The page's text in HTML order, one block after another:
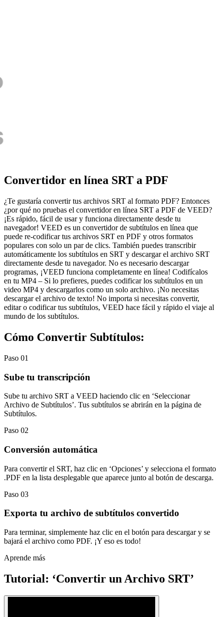
Convertidor en línea SRT a PDF
¿Te gustaría convertir tus archivos SRT al formato PDF? Entonces
¿por qué no pruebas el convertidor en línea SRT a PDF de VEED?
¡Es rápido, fácil de usar y funciona directamente desde tu
navegador! VEED es un convertidor de subtítulos en línea que
puede re-codificar tus archivos SRT en PDF y otros formatos
populares con solo un par de clics. También puedes transcribir
automáticamente los subtítulos en SRT y descargar el archivo SRT
directamente desde tu navegador. No es necesario descargar
programas, ¡VEED funciona completamente en línea! Codifícalos
en tu MP4 – Si lo prefieres, puedes codificar los subtítulos en un
video MP4 y descargarlos como un solo archivo. ¡No necesitas
descargar el archivo de texto! No importa si necesitas convertir,
editar o codificar tus subtítulos, VEED hace fácil y rápido el viaje al
mundo de los subtítulos.
Cómo Convertir Subtítulos:
Paso 01
Sube tu transcripción
Sube tu archivo SRT a VEED haciendo clic en ‘Seleccionar
Archivo de Subtítulos’. Tus subtítulos se abrirán en la página de
Subtítulos.
Paso 02
Conversión automática
Para convertir el SRT, haz clic en ‘Opciones’ y selecciona el formato
.PDF en la lista desplegable que aparece junto al botón de descarga.
Paso 03
Exporta tu archivo de subtítulos convertido
Para terminar, simplemente haz clic en el botón para descargar y se
bajará el archivo como PDF. ¡Y eso es todo!
Aprende más
Tutorial: ‘Convertir un Archivo SRT’